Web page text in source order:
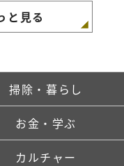
と見る
掃除・暮らし
お金・学ぶ
カルチャー